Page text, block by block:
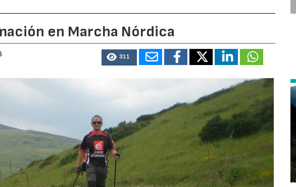
en Marcha Nórdica
311